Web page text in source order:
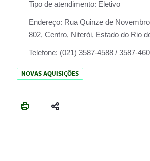
Tipo de atendimento: Eletivo
Endereço: Rua Quinze de
802, Centro, Niterói, Estado do Rio
Telefone: (021) 3587-4588 / 3587-
NOVAS AQUISIÇÕES